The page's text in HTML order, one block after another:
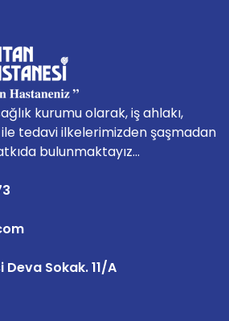
kurumu olarak, iş ahlakı,
tedavi ilkelerimizden şaşmadan
bulunmaktayız...
Sokak. 11/A